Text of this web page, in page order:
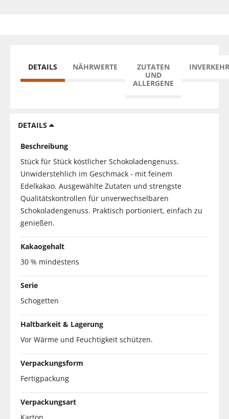
DETAILS NÄHRWERTE
ZUTATEN
UND
ALLERGENE
DETAILS
Beschreibung
Stück für Stück köstlicher Schokoladengenuss.
Unwiderstehlich im Geschmack - mit feinem
Edelkakao. Ausgewählte Zutaten und strengste
Qualitätskontrollen für unverwechselbaren
Schokoladengenuss. Praktisch portioniert, einfach zu
genießen.
Kakaogehalt
30 % mindestens
Serie
Schogetten
Haltbarkeit & Lagerung
Vor Wärme und Feuchtigkeit schützen.
Verpackungsform
Fertigpackung
Verpackungsart
Karton